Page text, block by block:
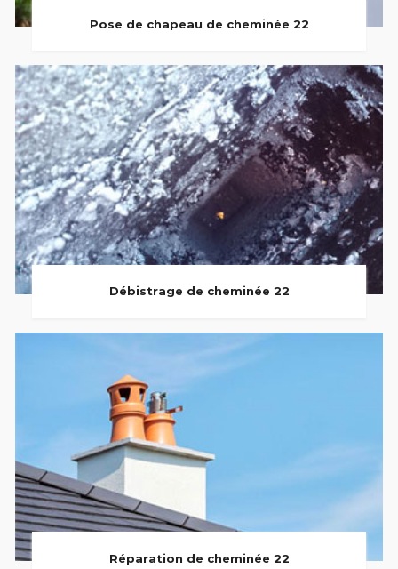
Pose de chapeau de cheminée 22
Débistrage de cheminée 22
Réparation de cheminée 22